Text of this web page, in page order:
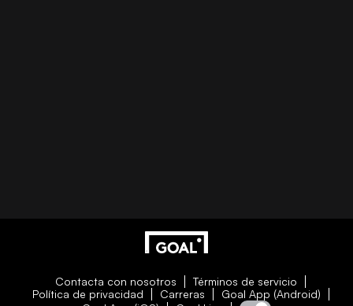
Contacta con nosotros
Términos de servicio
Política de privacidad
Carreras
Goal App (Android)